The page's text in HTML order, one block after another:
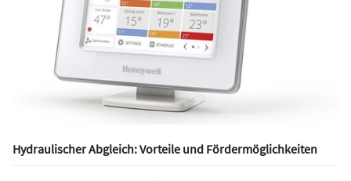
Hydraulischer Abgleich: Vorteile und Fördermöglichkeiten